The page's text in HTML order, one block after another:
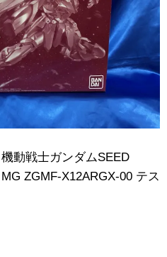
動戦士ガンダムSEED
​ZGMF-X12ARGX-00 ​テス